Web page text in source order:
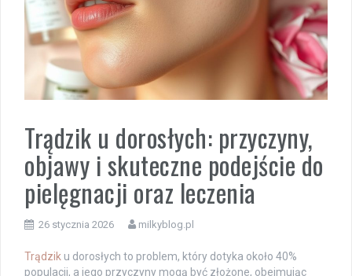
Trądzik u dorosłych: przyczyny,
objawy i skuteczne podejście do
pielęgnacji oraz leczenia
26 stycznia 2026 milkyblog.pl
Trądzik u dorosłych to problem, który dotyka około 40%
populacji, a jego przyczyny mogą być złożone, obejmując